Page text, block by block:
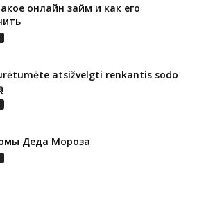
онлайн займ и как его
atsižvelgti renkantis sodo
Деда Мороза